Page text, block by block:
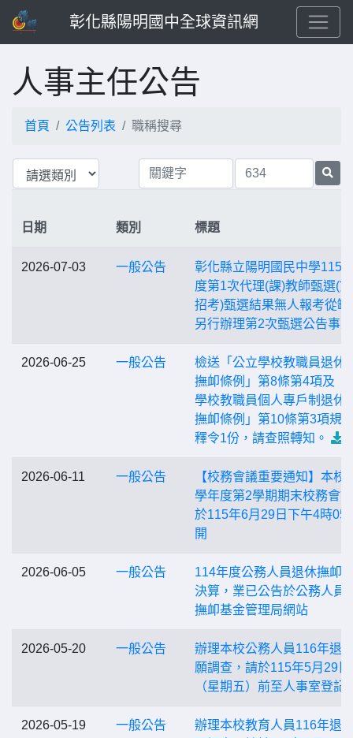
彰化縣陽明國中全球資訊網
人事主任公告
首頁 公告列表 職稱搜尋
日期 類別 標題
2026-07-03 一般公告
彰化縣立陽明國民中學115
度第1次代理(課)教師甄選(
招考)甄選結果無人報考從缺
另行辦理第2次甄選公告事宜
2026-06-25 一般公告
檢送「公立學校教職員退休
撫卹條例」第8條第4項及「
學校教職員個人專戶制退休
撫卹條例」第10條第3項規
釋令1份，請查照轉知。
2026-06-11 一般公告
【校務會議重要通知】本校
學年度第2學期期末校務會
於115年6月29日下午4時05
開
2026-06-05 一般公告
114年度公務人員退休撫卹
決算，業已公告於公務人員
撫卹基金管理局網站
2026-05-20 一般公告
辦理本校公務人員116年退
願調查，請於115年5月29日
（星期五）前至人事室登記
2026-05-19 一般公告
辦理本校教育人員116年退